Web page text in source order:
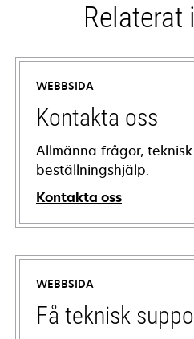
Relaterat
WEBBSIDA
Kontakta oss
Allmänna frågor,
beställningshjälp.
Kontakta oss
WEBBSIDA
Få teknisk